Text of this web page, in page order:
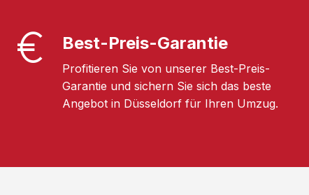
Best-Preis-Garantie
Profitieren Sie von unserer Best-Preis-
Garantie und sichern Sie sich das beste
Angebot in Düsseldorf für Ihren Umzug.